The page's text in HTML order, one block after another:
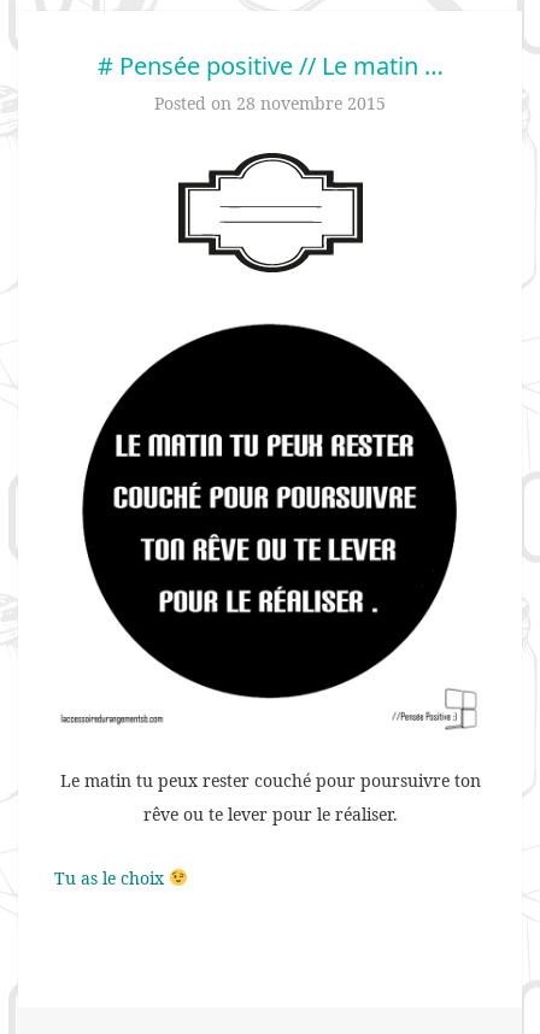
# Pensée positive // Le matin …
Posted on 28 novembre 2015
Le matin tu peux rester couché pour poursuivre ton
rêve ou te lever pour le réaliser.
Tu as le choix